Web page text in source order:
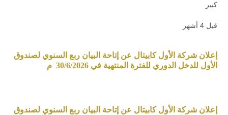
كبير
قبل 4 أشهر
إعلان شركة الأول كابيتال عن إتاحة البيان ربع السنوي لصندوق
الأول للدخل الدوري للفترة المنتهية في 30/6/2026 م
إعلان شركة الأول كابيتال عن إتاحة البيان ربع السنوي لصندوق